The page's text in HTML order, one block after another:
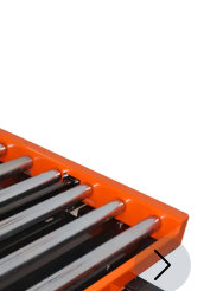
Next